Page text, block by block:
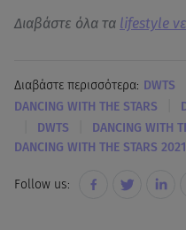
Διαβάστε όλα τα lifestyle
Διαβάστε περισσότερα: DWTS
DANCING WITH THE STARS
DWTS DANCING WITH
DANCING WITH THE STARS 2021
Follow us: